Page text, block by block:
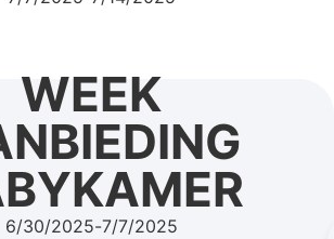
WEEK
6/30/2025-7/7/2025